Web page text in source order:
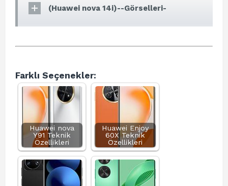
(Huawei nova 14i)--Görselleri-
Farklı Seçenekler:
Huawei nova
Y91 Teknik
Özellikleri
Huawei Enjoy
60X Teknik
Özellikleri